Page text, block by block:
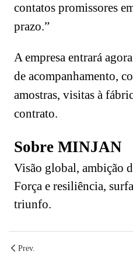
contatos promissores
prazo.”
A empresa entrará
de acompanhamento,
amostras, visitas à
contrato.
Sobre MINJAN
Visão global, ambição
Força e resiliência,
triunfo.
Prev.